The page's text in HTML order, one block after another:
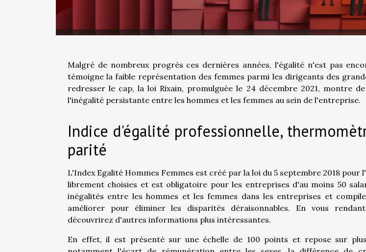
Malgré de nombreux progrès ces dernières années, l'égalité n'est pas
témoigne la faible représentation des femmes parmi les dirigeants des
redresser le cap, la loi Rixain, promulguée le 24 décembre 2021, montre
l'inégalité persistante entre les hommes et les femmes au sein de l'entreprise.
Indice d'égalité professionnelle,
parité
L'Index Egalité Hommes Femmes est créé par la loi du 5 septembre 2018 pour
librement choisies et est obligatoire pour les entreprises d'au moins 50
inégalités entre les hommes et les femmes dans les entreprises et
améliorer pour éliminer les disparités déraisonnables. En vous
découvrirez d'autres informations plus intéressantes.
En effet, il est présenté sur une échelle de 100 points et repose sur